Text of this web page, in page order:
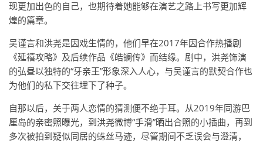
现更加出色的自己，也期待着她能够在演艺之路上书写更加辉
煌的篇章。
吴谨言和洪尧是因戏生情的，他们早在2017年因合作热播剧
《延禧攻略》及后续作品《皓镧传》而结缘。剧中，洪尧饰演
的弘昼以独特的“牙亲王”形象深入人心，与吴谨言的默契合作也
为他们的私下交往埋下了种子。
自那以后，关于两人恋情的猜测便不绝于耳。从2019年同游巴
厘岛的亲密照曝光，到洪尧微博“手滑”晒出合照的小插曲，再到
多次被拍到疑似同居的蛛丝马迹，尽管期间不乏误会与澄清，